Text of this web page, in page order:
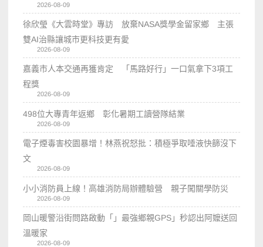
2026-08-09
徐欣瑩《大雲時堂》專訪 放棄NASA獎學金留家鄉 主張
雙AI治縣讓城市更科技更有愛
2026-08-09
嘉義市人本交通再獲肯定 「馬路好行」一口氣拿下3項工
程獎
2026-08-09
498位大專青年返鄉 彰化暑期工讀營隊結業
2026-08-09
電子煙毒害校園暴增！林燕祝怒批：積極爭取唾液快篩沒下
文
2026-08-09
小小消防員上線！高雄消防局辦體驗營 親子闖關學防災
2026-08-09
岡山暖警沿街問路啟動「」最強鄉親GPS」秒認出阿嬤送回
溫暖家
2026-08-09